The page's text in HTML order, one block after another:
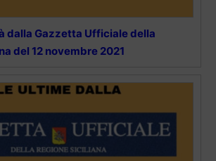
dalla Gazzetta Ufficiale della
del 12 novembre 2021